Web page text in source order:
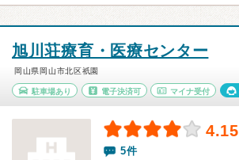
旭川荘療育・医療センター
岡山県岡山市北区祇園
駐車場あり 電子決済可 マイナ受付
4.15
5件